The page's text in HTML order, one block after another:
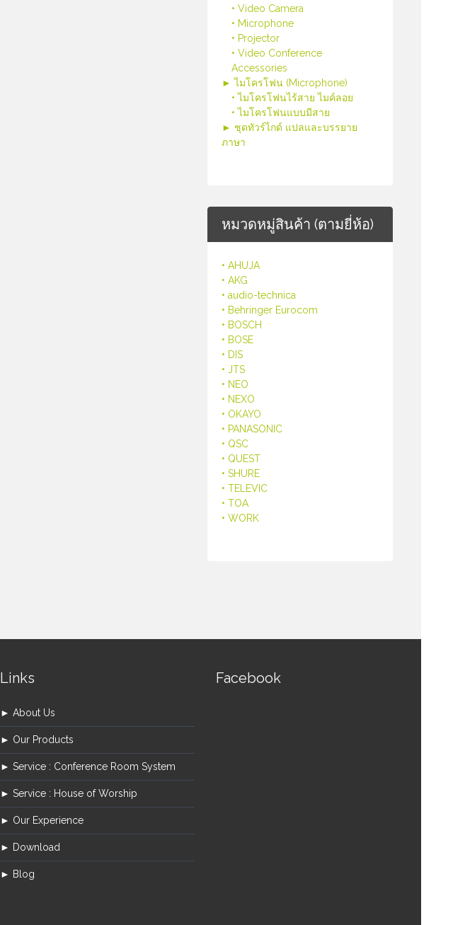
• Video Camera
• Microphone
• Projector
• Video Conference
Accessories
► ไมโครโฟน (Microphone)
• ไมโครโฟนไร้สาย ไมค์ลอย
• ไมโครโฟนแบบมีสาย
► ชุดทัวร์ไกด์ แปลและบรรยาย
ภาษา
หมวดหมู่สินค้า (ตามยี่ห้อ)
• AHUJA
• AKG
• audio-technica
• Behringer Eurocom
• BOSCH
• BOSE
• DIS
• JTS
• NEO
• NEXO
• OKAYO
• PANASONIC
• QSC
• QUEST
• SHURE
• TELEVIC
• TOA
• WORK
Links
► About Us
► Our Products
► Service : Conference Room System
► Service : House of Worship
► Our Experience
► Download
► Blog
Facebook